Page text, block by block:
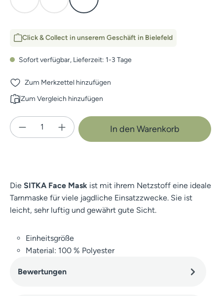
Elevated II Subalpine Waterfowl Timber
Click & Collect in unserem Geschäft in Bielefeld
Sofort verfügbar, Lieferzeit: 1-3 Tage
Zum Merkzettel hinzufügen
Zum Vergleich hinzufügen
Produkt Anzahl: Gib den gewünschten
In den Warenkorb
Die SITKA Face Mask ist mit ihrem Netzstoff eine ideale
Tarnmaske für viele jagdliche Einsatzzwecke. Sie ist
leicht, sehr luftig und gewährt gute Sicht.
Einheitsgröße
Material: 100 % Polyester
Bewertungen